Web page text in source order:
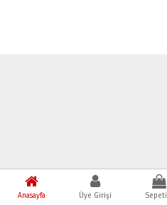
Anasayfa Üye Girişi